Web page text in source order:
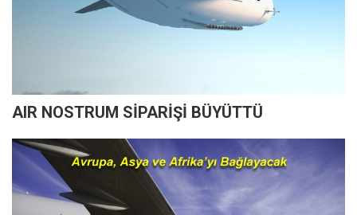
AIR NOSTRUM SİPARİŞİ BÜYÜTTÜ